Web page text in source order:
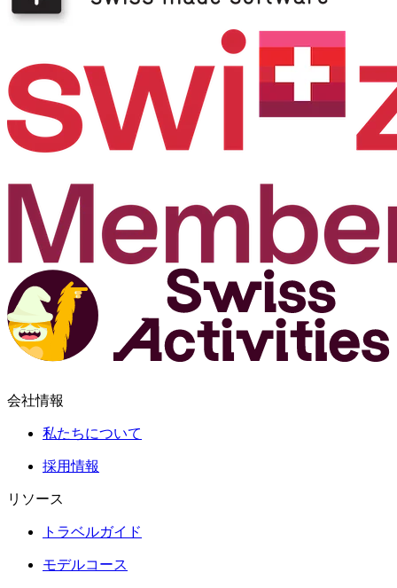
会社情報
私たちについて
採用情報
リソース
トラベルガイド
モデルコース